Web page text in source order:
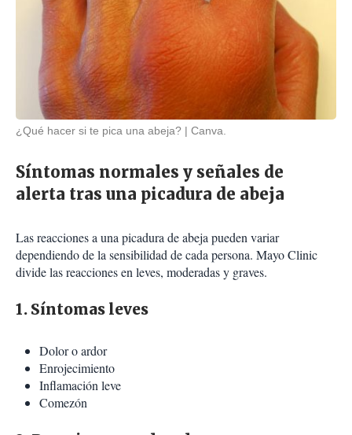
¿Qué hacer si te pica una abeja? Canva.
Síntomas normales y señales de
alerta tras una picadura de abeja
Las reacciones a una picadura de abeja pueden variar
dependiendo de la sensibilidad de cada persona. Mayo Clinic
divide las reacciones en leves, moderadas y graves.
1. Síntomas leves
Dolor o ardor
Enrojecimiento
Inflamación leve
Comezón